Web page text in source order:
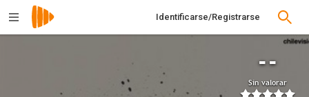
Identificarse/Registrarse
--
Sin valorar